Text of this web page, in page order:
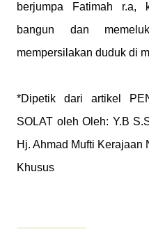
berjumpa Fatimah r.a,
bangun dan
mempersilakan duduk di
*Dipetik dari artikel
SOLAT oleh Oleh: Y.B
Hj. Ahmad Mufti Kerajaan
Khusus